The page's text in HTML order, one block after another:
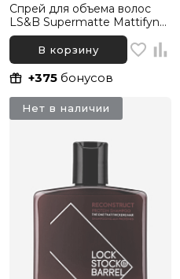
Спрей для объема волос
LS&B Supermatte Mattifyng
Mist, 100 мл
В корзину
+375 бонусов
Нет в наличии